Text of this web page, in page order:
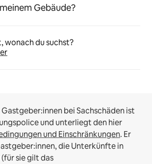
Gebäude?
wonach du suchst?
bei Sachschäden ist
und unterliegt den hier
und Einschränkungen. Er
die Unterkünfte in
sie gilt das